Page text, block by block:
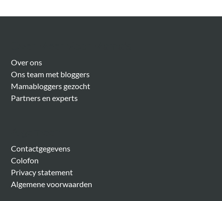
Over ons
Ons team met bloggers
Mamabloggers gezocht
Partners en experts
Contactgegevens
Colofon
Privacy statement
Algemene voorwaarden